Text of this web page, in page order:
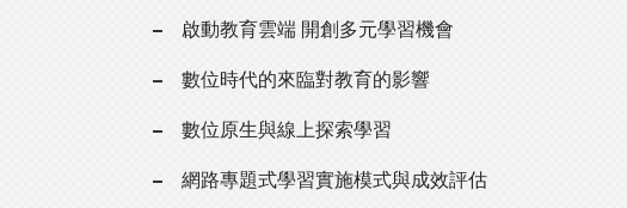
啟動教育雲端 開創多元學習機會
數位時代的來臨對教育的影響
數位原生與線上探索學習
網路專題式學習實施模式與成效評估